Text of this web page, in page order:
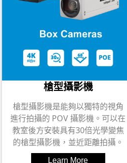
槍型攝影機
槍型攝影機是能夠以獨特的視角
進行拍攝的 POV 攝影機。可以在
教室後方安裝具有30倍光學變焦
的槍型攝影機，並近距離拍攝。